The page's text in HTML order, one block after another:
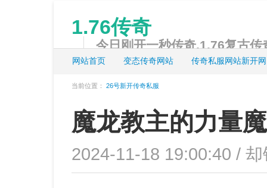
1.76传奇
今日刚开一秒传奇,1.76复古
网站首页 变态传奇网站 传奇私服网站新开网
当前位置： 26号新开传奇私服
魔龙教主的力量
2024-11-18 19:00:40 /